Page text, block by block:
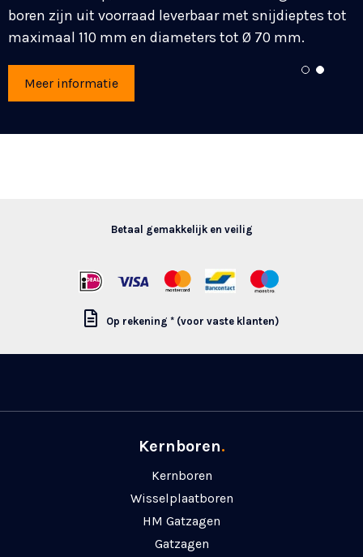
en tandsteek.
boren zijn uit voorraad leverbaar met snijdieptes tot
maximaal 110 mm en diameters tot Ø 70 mm.
Meer informatie
1 2
Betaal gemakkelijk en veilig
Op rekening * (voor vaste klanten)
Kernboren.
Kernboren
Wisselplaatboren
HM Gatzagen
Gatzagen